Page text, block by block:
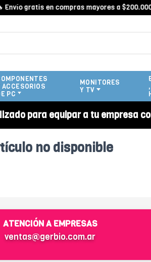
gratis en compras mayores a $200.000
ACCESORIOS
PC
MONITORES
Y TV
para equipar a tu empresa
no disponible
ATENCIÓN A EMPRESAS
ventas@gerbio.com.ar